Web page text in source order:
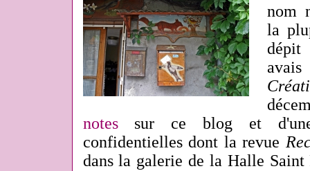
nom
la
avais
notessur ce blog et d'une
confidentielles dont la revue
dans la galerie de la Halle Saint